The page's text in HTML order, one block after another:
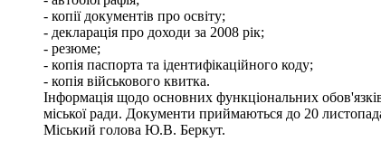
- копії документів про освіту;
- декларація про доходи за 2008 рік;
- резюме;
- копія паспорта та ідентифікаційного коду;
- копія військового квитка.
Інформація щодо основних функціональних
міської ради. Документи приймаються до 20
Міський голова Ю.В. Беркут.